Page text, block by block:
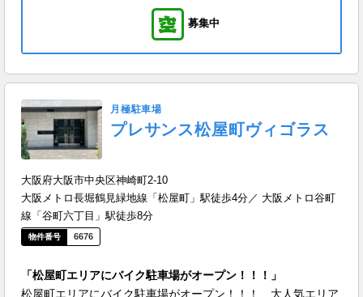
募集中
月極駐車場
プレサンス松屋町ヴィゴラス
大阪府大阪市中央区神崎町2-10
大阪メトロ長堀鶴見緑地線「松屋町」駅徒歩4分／ 大阪メトロ谷町
線「谷町六丁目」駅徒歩8分
6676
「松屋町エリアにバイク駐車場がオープン！！！」
松屋町エリアにバイク駐車場がオープン！！！ 大人気エリア